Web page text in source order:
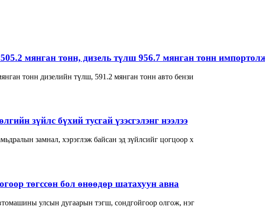
мянган тонн, дизель түлш 956.7 мянган тонн
тонн дизелийн түлш, 591.2 мянган тонн авто бензи
зүйлс бүхий тусгай үзэсгэлэнг нээлээ
замнал, хэрэглэж байсан эд зүйлсийг цогцоор х
төгссөн бол өнөөдөр шатахуун авна
улсын дугаарын тэгш, сондгойгоор олгож, нэг